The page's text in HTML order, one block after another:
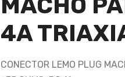
MACHO
4A
CONECTOR LEMO PLUG